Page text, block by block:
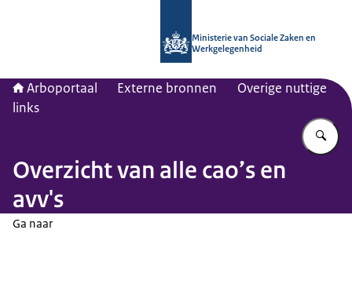
Ministerie van Sociale Zaken en
Werkgelegenheid
Arboportaal Externe bronnen
Overige nuttige
links
Overzicht van alle cao’s en
avv's
Ga naar